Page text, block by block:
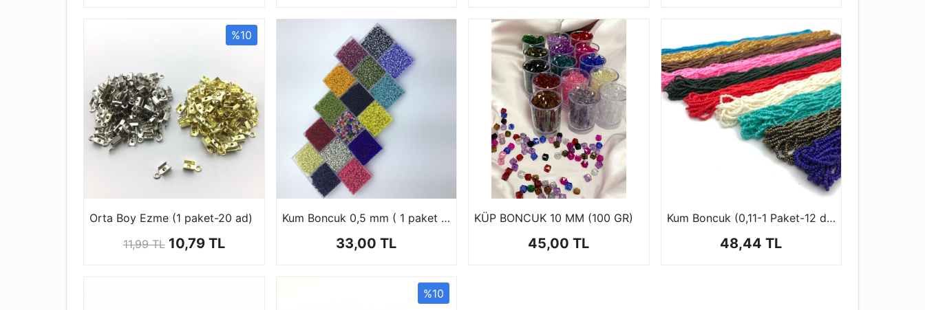
%10
Orta Boy Ezme (1 paket-20 ad)
11,99 TL 10,79 TL
Kum Boncuk 0,5 mm ( 1 paket 100 gr )
33,00 TL
KÜP BONCUK 10 MM (100 GR)
45,00 TL
Kum Boncuk (0,11-1 Paket-12 dizi)
48,44 TL
%10